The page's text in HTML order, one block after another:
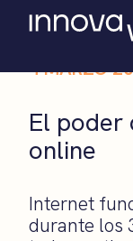
4 MARZO
El poder
online
Internet
durante los